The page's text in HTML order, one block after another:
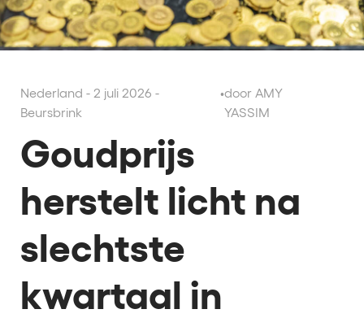
Nederland - 2 juli 2026 -
Beursbrink
•door AMY
YASSIM
Goudprijs
herstelt licht na
slechtste
kwartaal in